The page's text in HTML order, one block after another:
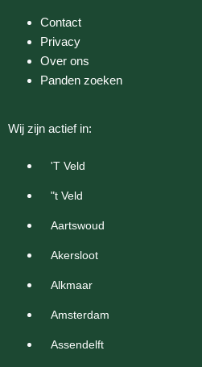
Contact
Privacy
Over ons
Panden zoeken
Wij zijn actief in:
'T Veld
"t Veld
Aartswoud
Akersloot
Alkmaar
Amsterdam
Assendelft